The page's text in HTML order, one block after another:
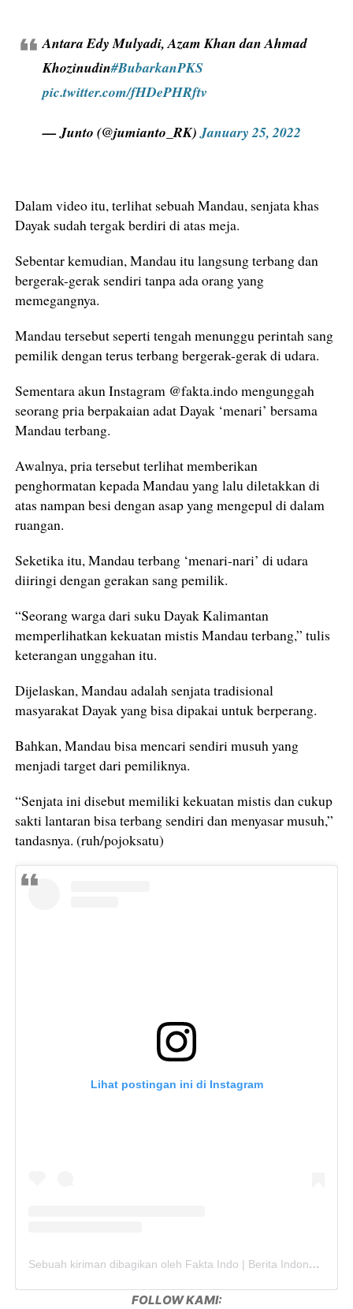
Antara Edy Mulyadi, Azam Khan dan Ahmad
Khozinudin#BubarkanPKS
pic.twitter.com/fHDePHRftv
— Junto (@jumianto_RK)January 25, 2022
Dalam video itu, terlihat sebuah Mandau, senjata khas
Dayak sudah tergak berdiri di atas meja.
Sebentar kemudian, Mandau itu langsung terbang dan
bergerak-gerak sendiri tanpa ada orang yang
memegangnya.
Mandau tersebut seperti tengah menunggu perintah sang
pemilik dengan terus terbang bergerak-gerak di udara.
Sementara akun Instagram @fakta.indo mengunggah
seorang pria berpakaian adat Dayak ‘menari’ bersama
Mandau terbang.
Awalnya, pria tersebut terlihat memberikan
penghormatan kepada Mandau yang lalu diletakkan di
atas nampan besi dengan asap yang mengepul di dalam
ruangan.
Seketika itu, Mandau terbang ‘menari-nari’ di udara
diiringi dengan gerakan sang pemilik.
“Seorang warga dari suku Dayak Kalimantan
memperlihatkan kekuatan mistis Mandau terbang,” tulis
keterangan unggahan itu.
Dijelaskan, Mandau adalah senjata tradisional
masyarakat Dayak yang bisa dipakai untuk berperang.
Bahkan, Mandau bisa mencari sendiri musuh yang
menjadi target dari pemiliknya.
“Senjata ini disebut memiliki kekuatan mistis dan cukup
sakti lantaran bisa terbang sendiri dan menyasar musuh,”
tandasnya. (ruh/pojoksatu)
Lihat postingan ini di Instagram
Sebuah kiriman dibagikan oleh Fakta Indo | Berita Indonesia (@fakta.indo)
FOLLOW KAMI: